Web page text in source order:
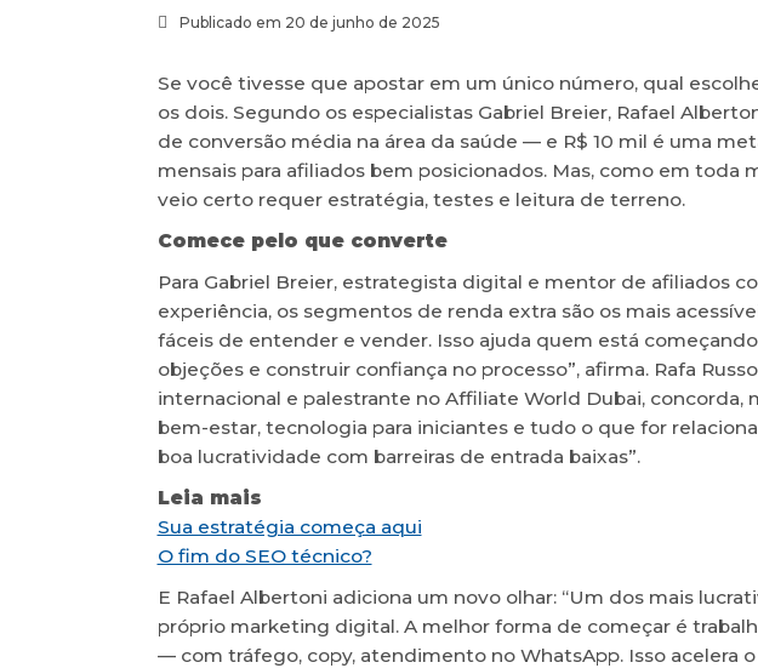
Publicado em 20 de junho de 2025
Se você tivesse que apostar em um único número, qual
os dois. Segundo os especialistas Gabriel Breier, Rafael
de conversão média na área da saúde — e R$ 10 mil é uma
mensais para afiliados bem posicionados. Mas, como em toda
veio certo requer estratégia, testes e leitura de terreno.
Comece pelo que converte
Para Gabriel Breier, estrategista digital e mentor de afiliados
experiência, os segmentos de renda extra são os mais
fáceis de entender e vender. Isso ajuda quem está
objeções e construir confiança no processo”, afirma. Rafa
internacional e palestrante no Affiliate World Dubai, concorda,
bem-estar, tecnologia para iniciantes e tudo o que for
boa lucratividade com barreiras de entrada baixas”.
Leia mais
Sua estratégia começa aqui
O fim do SEO técnico?
E Rafael Albertoni adiciona um novo olhar: “Um dos mais
próprio marketing digital. A melhor forma de começar é
— com tráfego, copy, atendimento no WhatsApp. Isso acelera